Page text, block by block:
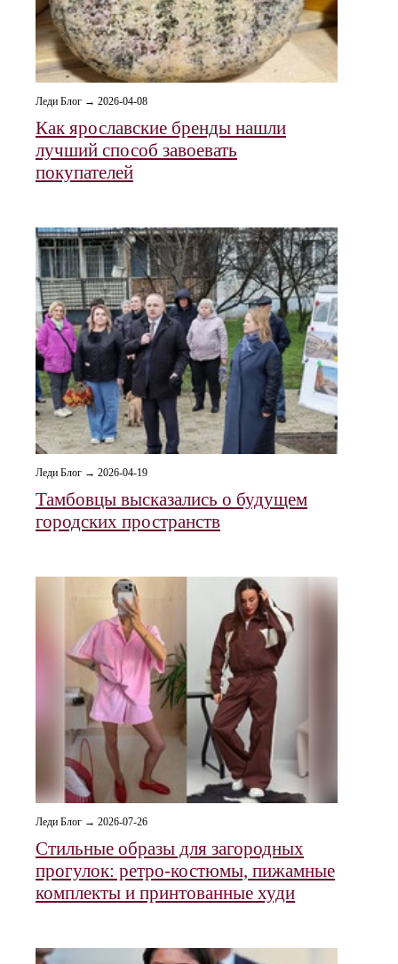
Леди Блог → 2026-04-08
Как ярославские бренды нашли
лучший способ завоевать
покупателей
Леди Блог → 2026-04-19
Тамбовцы высказались о будущем
городских пространств
Леди Блог → 2026-07-26
Стильные образы для загородных
прогулок: ретро‑костюмы, пижамные
комплекты и принтованные худи